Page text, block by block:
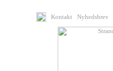
Kontakt Nyhedsbrev